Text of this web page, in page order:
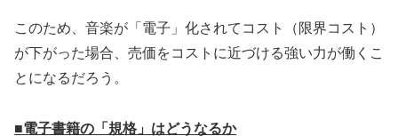
このため、音楽が「電子」化されてコスト（限界コスト）
が下がった場合、売価をコストに近づける強い力が働くこ
とになるだろう。
■電子書籍の「規格」はどうなるか